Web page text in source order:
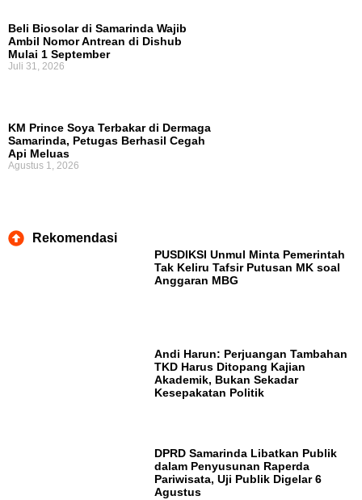
Beli Biosolar di Samarinda Wajib
Ambil Nomor Antrean di Dishub
Mulai 1 September
Juli 31, 2026
KM Prince Soya Terbakar di Dermaga
Samarinda, Petugas Berhasil Cegah
Api Meluas
Agustus 1, 2026
Rekomendasi
PUSDIKSI Unmul Minta Pemerintah
Tak Keliru Tafsir Putusan MK soal
Anggaran MBG
Andi Harun: Perjuangan Tambahan
TKD Harus Ditopang Kajian
Akademik, Bukan Sekadar
Kesepakatan Politik
DPRD Samarinda Libatkan Publik
dalam Penyusunan Raperda
Pariwisata, Uji Publik Digelar 6
Agustus